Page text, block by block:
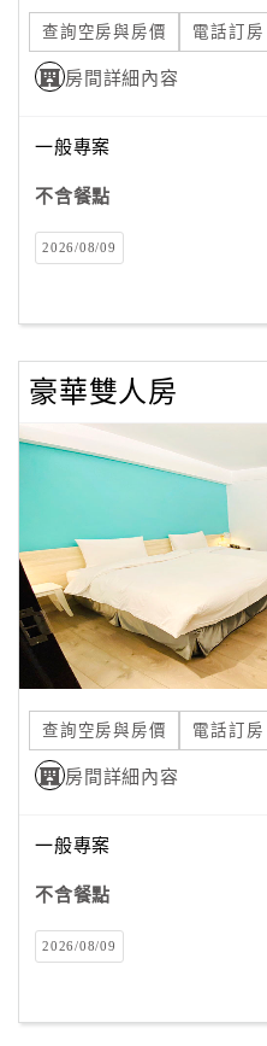
伴
計
劃
品
宣
傳
查詢空房與房價 電話訂房
房間詳細內容
一般專案
不含餐點
2026/08/09
豪華雙人房
查詢空房與房價 電話訂房
房間詳細內容
一般專案
不含餐點
2026/08/09